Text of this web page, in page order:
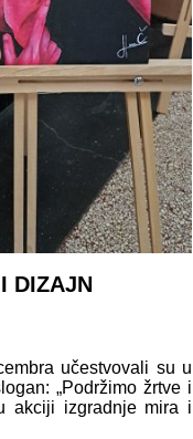
DIZAJN
učestvovali su u
„Podržimo žrtve i
akciji izgradnje mira i